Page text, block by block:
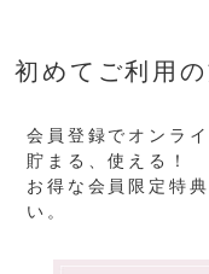
初めてご利用
会員登録でオンラ
貯まる、使える！
お得な会員限定特
い。